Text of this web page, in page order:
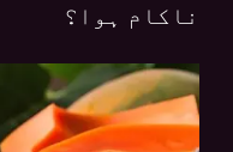
ناکام ہوا؟